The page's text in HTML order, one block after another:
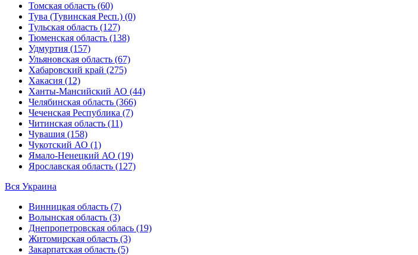
Томская область (60)
Тува (Тувинская Респ.) (0)
Тульская область (127)
Тюменская область (138)
Удмуртия (157)
Ульяновская область (67)
Хабаровский край (275)
Хакасия (12)
Ханты-Мансийский АО (44)
Челябинская область (366)
Чеченская Республика (7)
Читинская область (11)
Чувашия (158)
Чукотский АО (1)
Ямало-Ненецкий АО (19)
Ярославская область (127)
Вся Украина
Винницкая область (7)
Волынская область (3)
Днепропетровская облась (19)
Житомирская область (3)
Закарпатская область (5)